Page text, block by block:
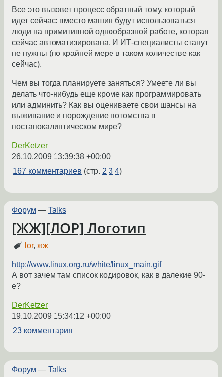
Все это вызовет процесс обратный тому, который
идет сейчас: вместо машин будут использоваться
люди на примитивной однообразной работе, которая
сейчас автоматизирована. И ИТ-специалисты станут
не нужны (по крайней мере в таком количестве как
сейчас).
Чем вы тогда планируете заняться? Умеете ли вы
делать что-нибудь еще кроме как программировать
или админить? Как вы оцениваете свои шансы на
выживание и порождение потомства в
постапокалиптическом мире?
DerKetzer
26.10.2009 13:39:38 +00:00
167 комментариев (стр. 2 3 4)
Форум — Talks
[ЖЖ][ЛОР] Логотип
lor,жж
http://www.linux.org.ru/white/linux_main.gif
А вот зачем там список кодировок, как в далекие 90-
е?
DerKetzer
19.10.2009 15:34:12 +00:00
23 комментария
Форум — Talks